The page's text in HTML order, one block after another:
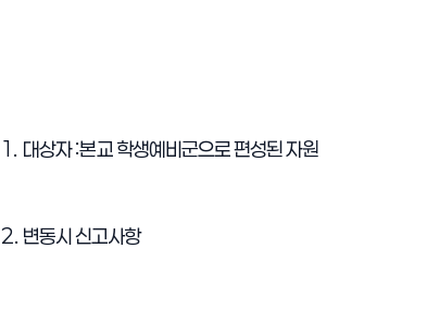
1. 대상자:본교 학생예비군으로 편성된 자원
2. 변동시 신고사항